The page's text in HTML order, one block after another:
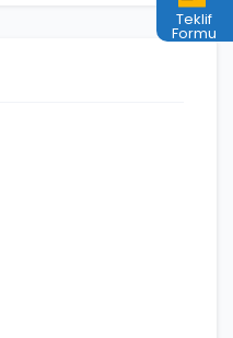
Teklif
Formu